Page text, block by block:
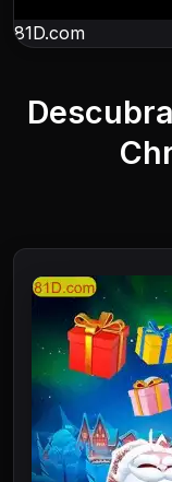
81D.com